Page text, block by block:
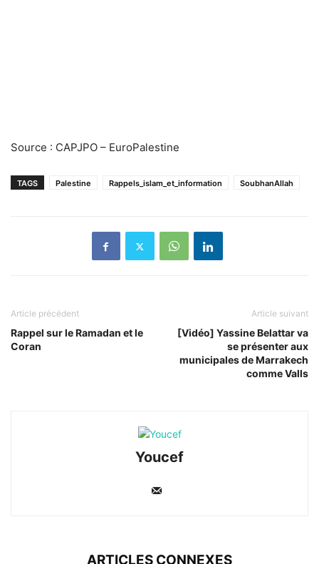
Source : CAPJPO – EuroPalestine
TAGS Palestine Rappels_islam_et_information SoubhanAllah
Article précédent
Rappel sur le Ramadan et le
Coran
Article suivant
[Vidéo] Yassine Belattar va
se présenter aux
municipales de Marrakech
comme Valls
Youcef
ARTICLES CONNEXES